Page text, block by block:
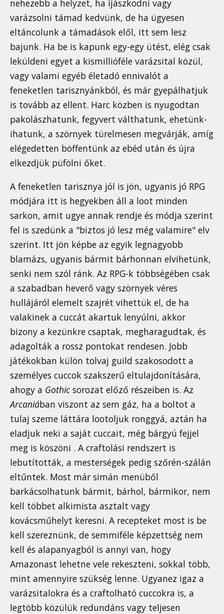
nehezebb a helyzet, ha íjászkodni vagy
varázsolni támad kedvünk, de ha ügyesen
eltáncolunk a támadások elől, itt sem lesz
bajunk. Ha be is kapunk egy-egy ütést, elég csak
leküldeni egyet a kismillióféle varázsital közül,
vagy valami egyéb életadó ennivalót a
feneketlen tarisznyánkból, és már gyepálhatjuk
is tovább az ellent. Harc közben is nyugodtan
pakolászhatunk, fegyvert válthatunk, ehetünk-
ihatunk, a szörnyek türelmesen megvárják, amíg
elégedetten böffentünk az ebéd után és újra
elkezdjük püfölni őket.
A feneketlen tarisznya jól is jön, ugyanis jó RPG
módjára itt is hegyekben áll a loot minden
sarkon, amit ugye annak rendje és módja szerint
fel is szedünk a "biztos jó lesz még valamire" elv
szerint. Itt jön képbe az egyik legnagyobb
blamázs, ugyanis bármit bárhonnan elvihetünk,
senki nem szól ránk. Az RPG-k többségében csak
a szabadban heverő vagy szörnyek véres
hullájáról elemelt szajrét vihettük el, de ha
valakinek a cuccát akartuk lenyúlni, akkor
bizony a kezünkre csaptak, megharagudtak, és
adagolták a rossz pontokat rendesen. Jobb
játékokban külön tolvaj guild szakosodott a
személyes cuccok szakszerű eltulajdonítására,
ahogy a Gothic sorozat előző részeiben is. Az
Arcaniában viszont az sem gáz, ha a boltot a
tulaj szeme láttára lootoljuk ronggyá, aztán ha
eladjuk neki a saját cuccait, még bárgyú fejjel
meg is köszöni . A craftolási rendszert is
lebutították, a mesterségek pedig szőrén-szálán
eltűntek. Most már simán menüből
barkácsolhatunk bármit, bárhol, bármikor, nem
kell többet alkimista asztalt vagy
kovácsműhelyt keresni. A recepteket most is be
kell szereznünk, de semmiféle képzettség nem
kell és alapanyagból is annyi van, hogy
Amazonast lehetne vele rekeszteni, sokkal több,
mint amennyire szükség lenne. Ugyanez igaz a
varázsitalokra és a craftolható cuccokra is, a
legtöbb közülük redundáns vagy teljesen